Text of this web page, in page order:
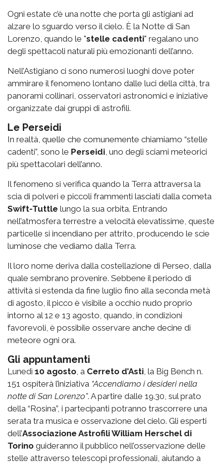
Ogni estate c’è una notte che porta gli astigiani ad
alzare lo sguardo verso il cielo. È la Notte di San
Lorenzo, quando le "stelle cadenti" regalano uno
degli spettacoli naturali più emozionanti dell’anno.
Nell’Astigiano ci sono numerosi luoghi dove poter
ammirare il fenomeno lontano dalle luci della città, tra
panorami collinari, osservatori astronomici e iniziative
organizzate dai gruppi di astrofili.
Le Perseidi
In realtà, quelle che comunemente chiamiamo “stelle
cadenti”, sono le Perseidi, uno degli sciami meteorici
più spettacolari dell’anno.
Il fenomeno si verifica quando la Terra attraversa la
scia di polveri e piccoli frammenti lasciati dalla cometa
Swift-Tuttle lungo la sua orbita. Entrando
nell’atmosfera terrestre a velocità elevatissime, queste
particelle si incendiano per attrito, producendo le scie
luminose che vediamo dalla Terra.
Il loro nome deriva dalla costellazione di Perseo, dalla
quale sembrano provenire. Sebbene il periodo di
attività si estenda da fine luglio fino alla seconda metà
di agosto, il picco è visibile a occhio nudo proprio
intorno al 12 e 13 agosto, quando, in condizioni
favorevoli, è possibile osservare anche decine di
meteore ogni ora.
Gli appuntamenti
Lunedì 10 agosto, a Cerreto d’Asti, la Big Bench n.
151 ospiterà l’iniziativa “Accendiamo i desideri nella
notte di San Lorenzo”. A partire dalle 19.30, sul prato
della “Rosina”, i partecipanti potranno trascorrere una
serata tra musica e osservazione del cielo. Gli esperti
dell’Associazione Astrofili William Herschel di
Torino guideranno il pubblico nell’osservazione delle
stelle attraverso telescopi professionali, aiutando a